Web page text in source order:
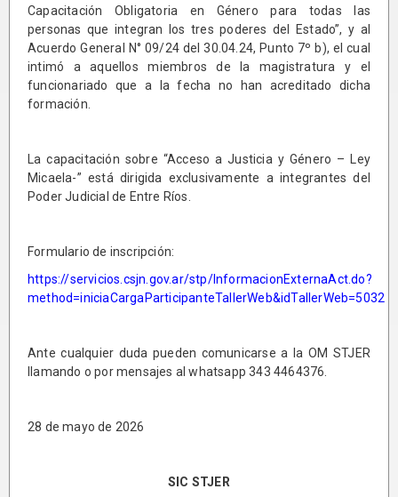
Capacitación Obligatoria en Género para todas las
personas que integran los tres poderes del Estado”, y al
Acuerdo General N° 09/24 del 30.04.24, Punto 7º b), el cual
intimó a aquellos miembros de la magistratura y el
funcionariado que a la fecha no han acreditado dicha
formación.
La capacitación sobre “Acceso a Justicia y Género – Ley
Micaela-” está dirigida exclusivamente a integrantes del
Poder Judicial de Entre Ríos.
Formulario de inscripción:
https://servicios.csjn.gov.ar/stp/InformacionExternaAct.do?
method=iniciaCargaParticipanteTallerWeb&idTallerWeb=5032
Ante cualquier duda pueden comunicarse a la OM STJER
llamando o por mensajes al whatsapp 343 4464376.
28 de mayo de 2026
SIC STJER